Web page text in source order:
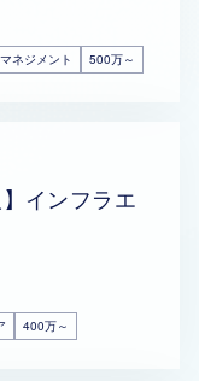
ネジメント 500万～
インフラエ
400万～